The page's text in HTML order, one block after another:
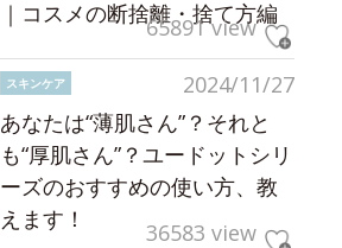
｜コスメの断捨離・捨て方編
65891 view
2024/11/27
スキンケア
あなたは“薄肌さん”？それと
も“厚肌さん”？ユードットシリ
ーズのおすすめの使い方、教
えます！
36583 view